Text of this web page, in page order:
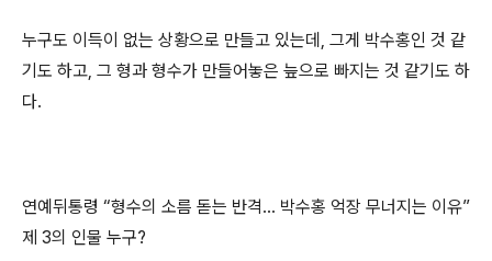
누구도 이득이 없는 상황으로 만들고 있는데, 그게 박수홍인 것 같
기도 하고, 그 형과 형수가 만들어놓은 늪으로 빠지는 것 같기도 하
다.
연예뒤통령 “형수의 소름 돋는 반격… 박수홍 억장 무너지는 이유”
제 3의 인물 누구?